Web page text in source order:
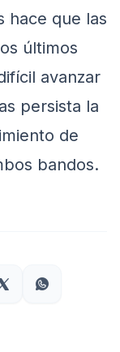
hace que las
últimos
avanzar
persista la
de
bandos.